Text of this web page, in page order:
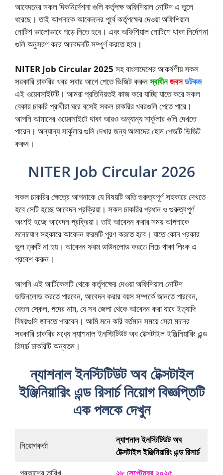
আবেদনের সকল দিকনির্দেশনা গুলি কর্তৃপক্ষ অফিশিয়াল নোটিশ এ তুলে
ধরেছে। তাই আপনাকে আবেদনের পূর্বে কর্তৃপক্ষের দেওয়া অফিশিয়াল
নোটিশ ভালোভাবে পড়ে নিতে হবে। এবং অফিশিয়াল নোটিশে থাকা নির্দেশনা
গুলি অনুসরণ করে আবেদনটি সম্পূর্ণ করতে হবে।
NITER Job Circular 2025 সহ বাংলাদেশের আকর্ষণীয় সকল
সরকারি চাকরির খবর সবার আগে পেতে ভিজিট করুনস্বাধীনজবসডটকম
এই ওয়েবসাইটটি। আমরা প্রতিনিয়তই কাজ করে যাচ্ছি যাতে করে সকল
বেকার চাকরি প্রার্থীরা ঘরে বসেই সকল চাকরির খবরগুলি পেতে পারে।
আপনি আমাদের ওয়েবসাইটে থাকা আরও অন্যান্য সার্কুলার গুলি দেখতে
পারেন। অন্যান্য সার্কুলার গুলি দেখার জন্য আমাদের হোম পেজটি ভিজিট
করুন।
NITER Job Circular 2026
সকল চাকরির ক্ষেত্রে আপনাকে যে বিষয়টি অতি গুরুত্বপূর্ণ সহকারে দেখতে
হবে সেটি হচ্ছে আবেদন প্রক্রিয়া। সকল চাকরির প্রধান ও গুরুত্বপূর্ণ
অংশই হচ্ছে আবেদন প্রক্রিয়া। তাই আবেদন করার সময় আপনাকে
মনোযোগ সহকারে আবেদন ফরমটি পূরণ করতে হবে। যাতে কোন প্রকার
ভুল ত্রুটি না হয়। আবেদন ফরম ডাউনলোড করতে নিচে থাকা লিংক এ
প্রবেশ করুন।
আপনি এই আর্টিকেলটি থেকে কর্তৃপক্ষের দেওয়া অফিশিয়াল নোটিশ
ডাউনলোড করতে পারবেন, আবেদন করার বয়স সম্পর্কে জানতে পারবেন,
বেতন স্কেল, পদের নাম, যে সব জেলা থেকে আবেদন করা যাবে ইত্যাদি
বিষয়গুলি জানতে পারবেন। আমি মনে করি বর্তমান সময়ে সেরা মানের
সরকারি চাকরির মধ্যে ন্যাশনাল ইনস্টিটিউট অব টেক্সটাইল ইঞ্জিনিয়ারিং এন্ড
রিসার্চ চাকরিটি অন্যতম।
ন্যাশনাল ইনস্টিটিউট অব টেক্সটাইল
ইঞ্জিনিয়ারিং এন্ড রিসার্চ নিয়োগ বিজ্ঞপ্তিটি
এক পলকে দেখুন
নিয়োগকর্তা
ন্যাশনাল ইনস্টিটিউট অব
টেক্সটাইল ইঞ্জিনিয়ারিং এন্ড রিসার্চ